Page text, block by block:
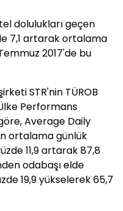
dolulukları geçen
7,1 artarak ortalama
2017'de bu
STR'nin TÜROB
Performans
Average Daily
ortalama günlük
11,9 artarak 87,8
odabaşı elde
19,9 yükselerek 65,7